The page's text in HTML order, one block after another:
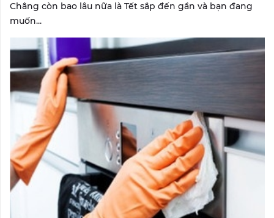
Chẳng còn bao lâu nữa là Tết sắp đến gần và bạn đang
muốn...